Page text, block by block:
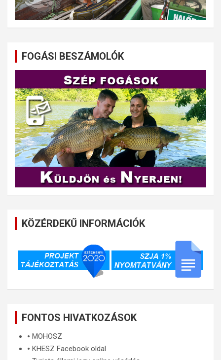
FOGÁSI BESZÁMOLÓK
KÖZÉRDEKŰ INFORMÁCIÓK
FONTOS HIVATKOZÁSOK
🞄 MOHOSZ
🞄 KHESZ Facebook oldal